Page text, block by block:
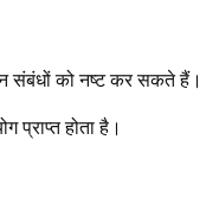
संबंधों को नष्ट कर सकते हैं।
प्राप्त होता है।